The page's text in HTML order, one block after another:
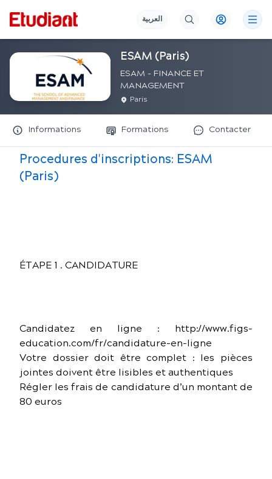
العربية
ESAM (Paris)
ESAM - FINANCE ET
MANAGEMENT
Paris
Informations Formations Contacter
Procedures d'inscriptions: ESAM
(Paris)
ÉTAPE 1 . CANDIDATURE
Candidatez en ligne : http://www.figs-
education.com/fr/candidature-en-ligne
Votre dossier doit être complet : les pièces
jointes doivent être lisibles et authentiques
Régler les frais de candidature d’un montant de
80 euros